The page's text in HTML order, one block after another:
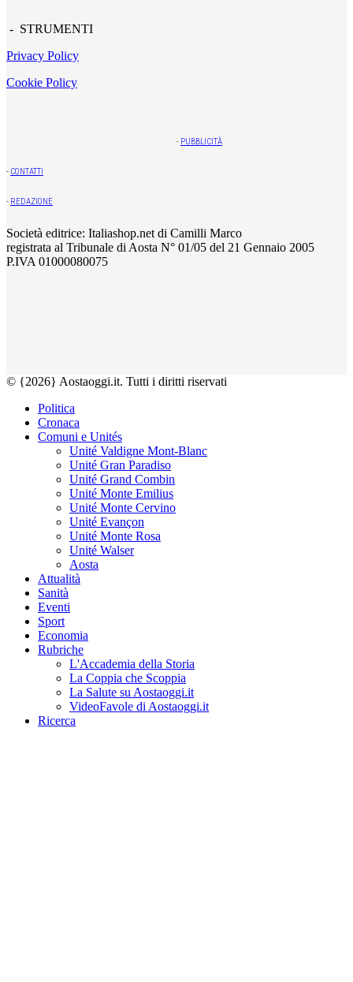
- STRUMENTI
Privacy Policy
Cookie Policy
- PUBBLICITÀ
- CONTATTI
- REDAZIONE
Società editrice: Italiashop.net di Camilli Marco
registrata al Tribunale di Aosta N° 01/05 del 21 Gennaio 2005
P.IVA 01000080075
© {2026} Aostaoggi.it. Tutti i diritti riservati
Politica
Cronaca
Comuni e Unités
Unité Valdigne Mont-Blanc
Unité Gran Paradiso
Unité Grand Combin
Unité Monte Emilius
Unité Monte Cervino
Unité Evançon
Unité Monte Rosa
Unité Walser
Aosta
Attualità
Sanità
Eventi
Sport
Economia
Rubriche
L'Accademia della Storia
La Coppia che Scoppia
La Salute su Aostaoggi.it
VideoFavole di Aostaoggi.it
Ricerca